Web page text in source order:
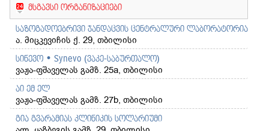
მსგავსი ორგანიზაციები
საზოგადოებრივი ჯანდაცვის ცენტრალური ლაბორატორია
ა. მიცკევიჩის ქ. 29, თბილისი
სინევო • Synevo (ვაკე-საბურთალო)
ვაჟა-ფშაველას გამზ. 25a, თბილისი
აი ემ ელ
ვაჟა-ფშაველას გამზ. 27b, თბილისი
გია გვარამიას კლინიკის სოლარიუმი